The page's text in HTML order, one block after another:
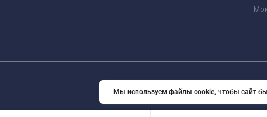
Мы используем файлы cookie, чтобы сайт